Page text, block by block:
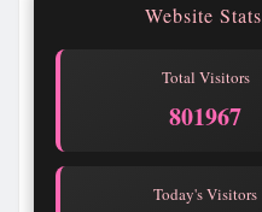
Website Stats
Total Visitors
801968
Today's Visitors